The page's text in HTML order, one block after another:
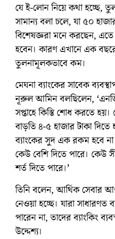
যে ই-লোন নিয়ে কথা হচ্ছে,
সামান্য বলা চলে, যা ৫০
বিশেষজ্ঞরা মনে করছেন,
হবেন। কারণ এখানে এক
তুলনামূলকভাবে কম।
মেঘনা ব্যাংকের সাবেক
নূরুল আমিন বলছিলেন,
সপ্তাহে কিস্তি শোধ করতে হয়।
বাড়তি ৪-৫ হাজার টাকা
ব্যাংকের সুদ এক রকম হবে
কেউ বেশি দিতে পারে। কেউ
শর্ত দিতে পারে।’
তিনি বলেন, আর্থিক সেবার
নেওয়া হচ্ছে। যারা সাধারণত
পারেন না, তাদের ব্যাংকিং
উদ্দেশ্য।